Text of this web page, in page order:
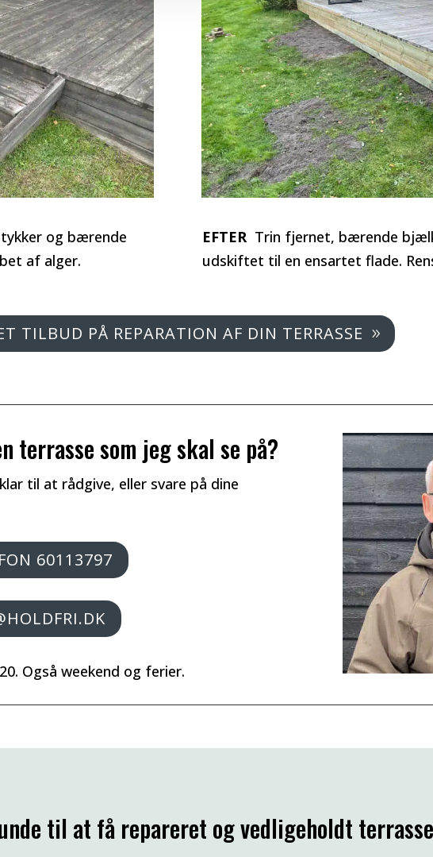
og bærende
af alger.
EFTERTrin fjernet, bærende
udskiftet til en ensartet flade.
TILBUD PÅ REPARATION AF DIN TERRASSE
terrasse som jeg skal se på?
til at rådgive, eller svare på dine
60113797
Også weekend og ferier.
til at få repareret og vedligeholdt